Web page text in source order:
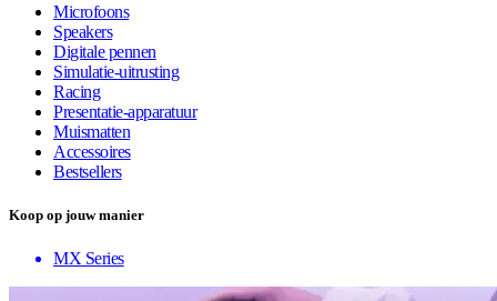
Microfoons
Speakers
Digitale pennen
Simulatie-uitrusting
Racing
Presentatie-apparatuur
Muismatten
Accessoires
Bestsellers
Koop op jouw manier
MX Series